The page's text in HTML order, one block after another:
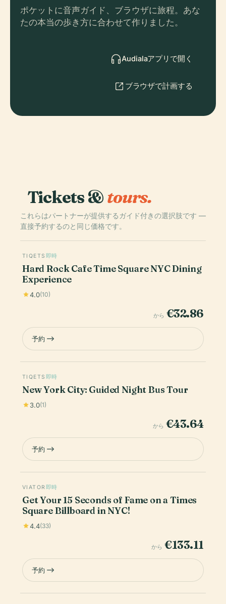
ポケットに音声ガイド、ブラウザに旅程。あな
たの本当の歩き方に合わせて作りました。
Audialaアプリで開く
ブラウザで計画する
Tickets &tours.
これらはパートナーが提供するガイド付きの選択肢です —
直接予約するのと同じ価格です。
TIQETS 即時
Hard Rock Cafe Time Square NYC Dining
Experience
4.0(10)
から €32.86
予約
TIQETS 即時
New York City: Guided Night Bus Tour
3.0(1)
から €43.64
予約
VIATOR 即時
Get Your 15 Seconds of Fame on a Times
Square Billboard in NYC!
4.4(33)
から €133.11
予約